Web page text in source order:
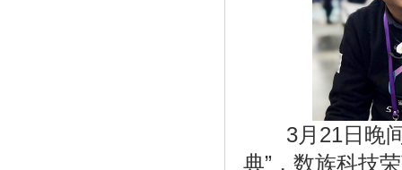
3月21日晚间
典”，数族科技